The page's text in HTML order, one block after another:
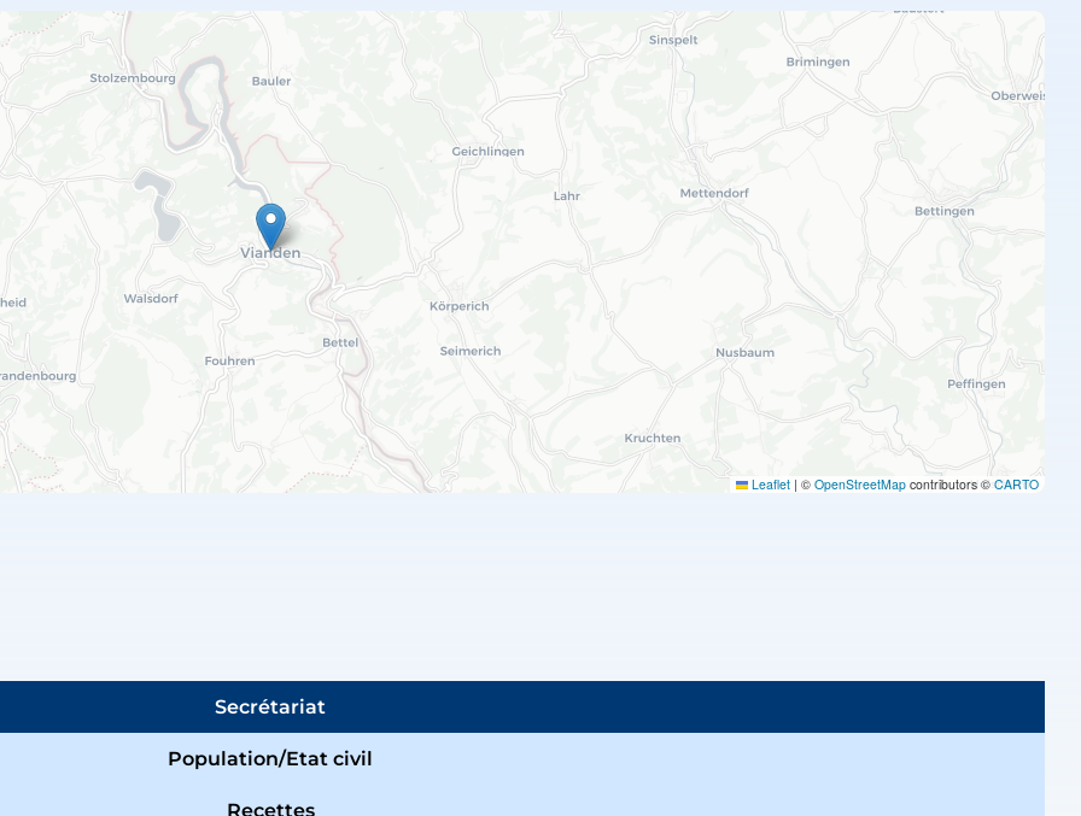
Leaflet | © OpenStreetMap contributors © CARTO
Secrétariat
Population/Etat civil
Recettes